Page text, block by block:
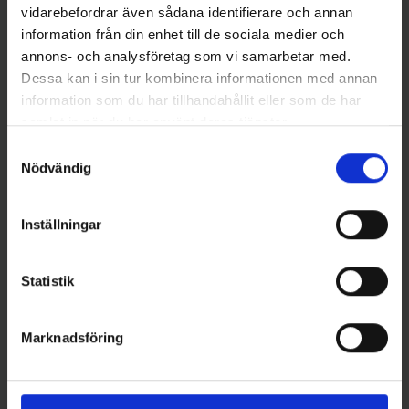
vidarebefordrar även sådana identifierare och annan
information från din enhet till de sociala medier och
annons- och analysföretag som vi samarbetar med.
Dessa kan i sin tur kombinera informationen med annan
information som du har tillhandahållit eller som de har
samlat in när du har använt deras tjänster.
Nödvändig
Inställningar
Statistik
Marknadsföring
Strike Wire
mm - 100 m
Hurricane
16 andra produkter i samma kategori: